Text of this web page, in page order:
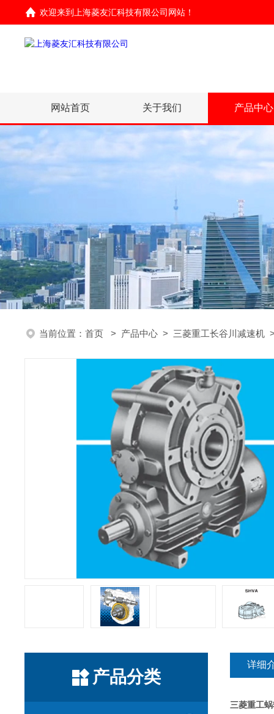
欢迎来到 上海菱友汇科技有限公司网站 ！
网站首页 关于我们 产品中心
当前位置： 首页 > 产品中心 > 三菱重工长谷川减速机
产品分类
详细
三菱重工